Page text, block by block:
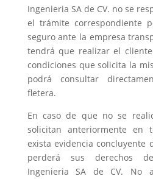
Ingenieria SA de CV. no se
el trámite correspondiente
seguro ante la empresa
tendrá que realizar el
condiciones que solicita la
podrá consultar
fletera.
En caso de que no se
solicitan anteriormente
exista evidencia concluyente
perderá sus derechos
Ingenieria SA de CV. No